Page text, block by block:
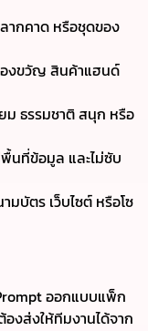
ากคาด หรือชุดของ
องขวัญ สินค้าแฮนด์
ม ธรรมชาติ สนุก หรือ
นที่ข้อมูล และไม่ซับ
บัตร เว็บไซต์ หรือโซ
ออกแบบแพ็ก
งส่งให้ทีมงานได้จาก